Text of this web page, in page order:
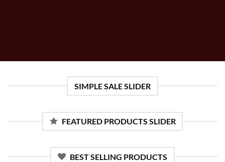
SIMPLE SALE SLIDER
FEATURED PRODUCTS SLIDER
BEST SELLING PRODUCTS